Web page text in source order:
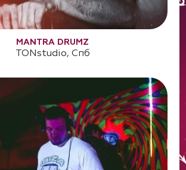
MANTRA DRUMZ
TONstudio, Спб